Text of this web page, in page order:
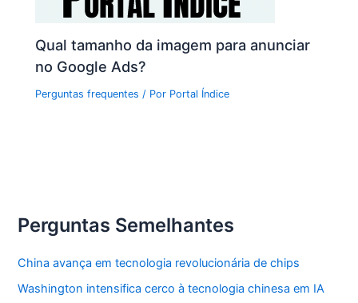
Qual tamanho da imagem para anunciar
no Google Ads?
Perguntas frequentes / Por Portal Índice
Perguntas Semelhantes
China avança em tecnologia revolucionária de chips
Washington intensifica cerco à tecnologia chinesa em IA